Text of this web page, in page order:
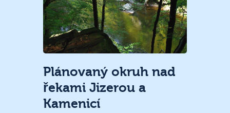
Plánovaný okruh nad
řekami Jizerou a
Kamenicí